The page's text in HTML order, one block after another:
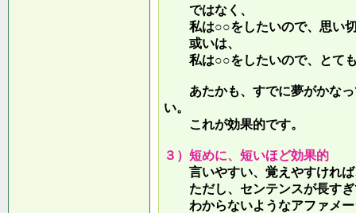
ではなく、
私は○○をしたいので、思い切
或いは、
私は○○をしたいので、とても
あたかも、すでに夢がかなっ
い。
これが効果的です。
３）短めに、短いほど効果的
言いやすい、覚えやすければ
ただし、センテンスが長すぎ
わからないようなアファメー